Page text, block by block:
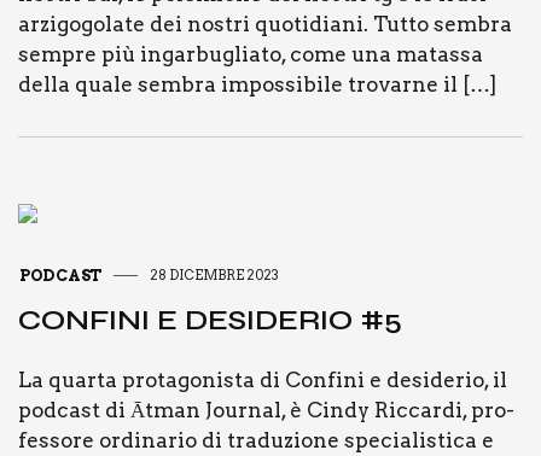
arzi­go­go­la­te dei nostri quo­ti­dia­ni. Tut­to sem­bra
sem­pre più ingar­bu­glia­to, come una matas­sa
del­la qua­le sem­bra impos­si­bi­le tro­var­ne il […]
PODCAST 28 DICEMBRE 2023
CON­FI­NI E DESI­DE­RIO #5
La quar­ta pro­ta­go­ni­sta di Con­fi­ni e desi­de­rio, il
pod­ca­st di Ātman Jour­nal, è Cin­dy Ric­car­di, pro­
fes­so­re ordi­na­rio di tra­du­zio­ne spe­cia­li­sti­ca e